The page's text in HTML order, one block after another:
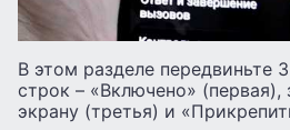
В этом разделе передвиньте
строк – «Включено» (первая),
экрану (третья) и